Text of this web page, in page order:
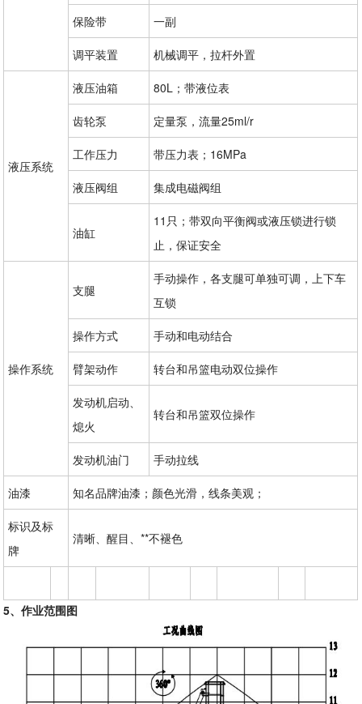
保险带 一副
调平装置 机械调平，拉杆外置
液压系统
液压油箱 80L；带液位表
齿轮泵 定量泵，流量25ml/r
工作压力 带压力表；16MPa
液压阀组 集成电磁阀组
油缸
11只；带双向平衡阀或液压锁进行锁
止，保证安全
操作系统
支腿
手动操作，各支腿可单独可调，上下车
互锁
操作方式 手动和电动结合
臂架动作 转台和吊篮电动双位操作
发动机启动、
熄火
转台和吊篮双位操作
发动机油门 手动拉线
油漆 知名品牌油漆；颜色光滑，线条美观；
标识及标
牌
清晰、醒目、**不褪色
5、作业范围图